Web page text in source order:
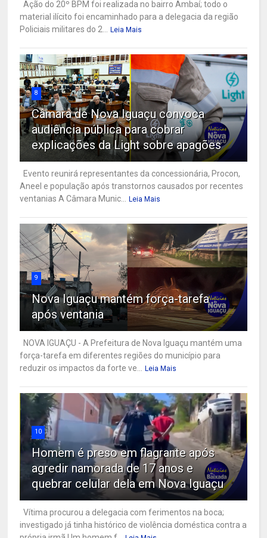
Ação do 20º BPM foi realizada no bairro Ambaí; todo o
material ilícito foi encaminhado para a delegacia da região
Policiais militares do 2... Leia Mais
8
Câmara de Nova Iguaçu convoca
audiência pública para cobrar
explicações da Light sobre apagões
Evento reunirá representantes da concessionária, Procon,
Aneel e população após transtornos causados por recentes
ventanias A Câmara Munic... Leia Mais
9
Nova Iguaçu mantém força-tarefa
após ventania
NOVA IGUAÇU - A Prefeitura de Nova Iguaçu mantém uma
força-tarefa em diferentes regiões do município para
reduzir os impactos da forte ve... Leia Mais
10
Homem é preso em flagrante após
agredir namorada de 17 anos e
quebrar celular dela em Nova Iguaçu
Vítima procurou a delegacia com ferimentos na boca;
investigado já tinha histórico de violência doméstica contra a